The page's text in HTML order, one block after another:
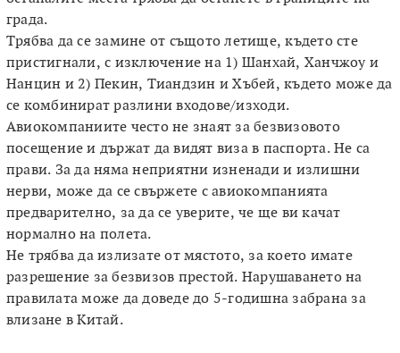
града.
Трябва да се замине от същото летище, където сте
пристигнали, с изключение на 1) Шанхай, Ханчжоу и
Нанцин и 2) Пекин, Тиандзин и Хъбей, където може да
се комбинират разлини входове/изходи.
Авиокомпаниите често не знаят за безвизовото
посещение и държат да видят виза в паспорта. Не са
прави. За да няма неприятни изненади и излишни
нерви, може да се свържете с авиокомпанията
предварително, за да се уверите, че ще ви качат
нормално на полета.
Не трябва да излизате от мястото, за което имате
разрешение за безвизов престой. Нарушаването на
правилата може да доведе до 5-годишна забрана за
влизане в Китай.